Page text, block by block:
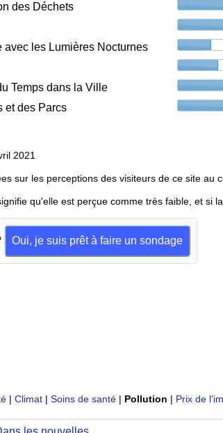
des Déchets
avec les Lumières Nocturnes
Temps dans la Ville
et des Parcs
2021
sur les perceptions des visiteurs de ce site au
qu'elle est perçue comme très faible, et si
Oui, je suis prêt à faire un sondage
| Climat | Soins de santé | Pollution | Prix de